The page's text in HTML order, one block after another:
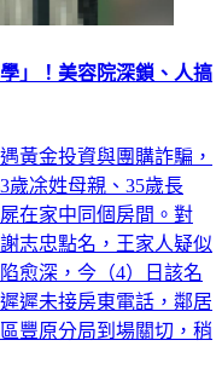
」！美容院深鎖、人搞
黃金投資與團購詐騙，
歲凃姓母親、35歲長
在家中同個房間。對
志忠點名，王家人疑似
愈深，今（4）日該名
遲未接房東電話，鄰居
豐原分局到場關切，稍